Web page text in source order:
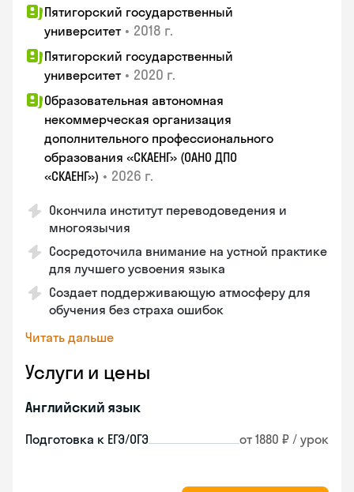
Пятигорский государственный
университет • 2018 г.
Пятигорский государственный
университет • 2020 г.
Образовательная автономная
некоммерческая организация
дополнительного профессионального
образования «СКАЕНГ» (ОАНО ДПО
«СКАЕНГ») • 2026 г.
Окончила институт переводоведения и
многоязычия
Сосредоточила внимание на устной практике
для лучшего усвоения языка
Создает поддерживающую атмосферу для
обучения без страха ошибок
Читать дальше
Услуги и цены
Английский язык
Подготовка к ЕГЭ/ОГЭ от 1880 ₽ / урок